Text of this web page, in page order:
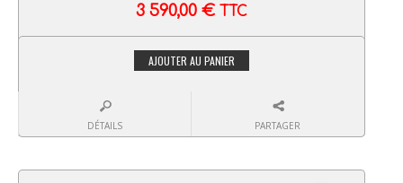
3 590,00 € TTC
AJOUTER AU PANIER
DÉTAILS PARTAGER